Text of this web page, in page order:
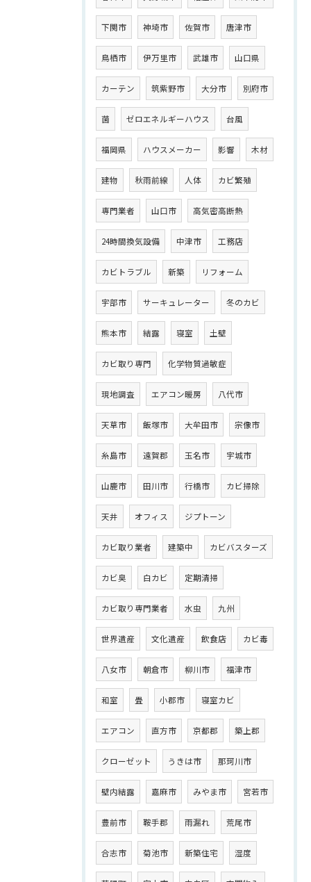
下関市 神埼市 佐賀市 唐津市
鳥栖市 伊万里市 武雄市 山口県
カーテン 筑紫野市 大分市 別府市
菌 ゼロエネルギーハウス 台風
福岡県 ハウスメーカー 影響 木材
建物 秋雨前線 人体 カビ繁殖
専門業者 山口市 高気密高断熱
24時間換気設備 中津市 工務店
カビトラブル 新築 リフォーム
宇部市 サーキュレーター 冬のカビ
熊本市 結露 寝室 土壁
カビ取り専門 化学物質過敏症
現地調査 エアコン暖房 八代市
天草市 飯塚市 大牟田市 宗像市
糸島市 遠賀郡 玉名市 宇城市
山鹿市 田川市 行橋市 カビ掃除
天井 オフィス ジプトーン
カビ取り業者 建築中 カビバスターズ
カビ臭 白カビ 定期清掃
カビ取り専門業者 水虫 九州
世界遺産 文化遺産 飲食店 カビ毒
八女市 朝倉市 柳川市 福津市
和室 畳 小郡市 寝室カビ
エアコン 直方市 京都郡 築上郡
クローゼット うきは市 那珂川市
壁内結露 嘉麻市 みやま市 宮若市
豊前市 鞍手郡 雨漏れ 荒尾市
合志市 菊池市 新築住宅 湿度